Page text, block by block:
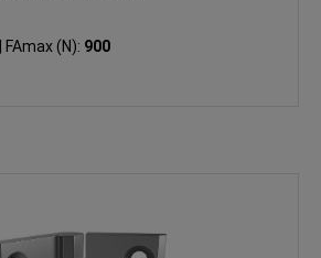
FAmax (N): 900